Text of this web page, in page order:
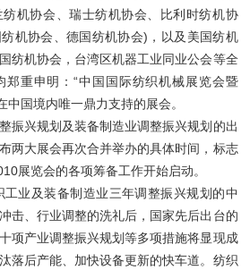
机协会、瑞士纺机协会、比利时纺机协
机协会、德国纺机协会)，以及美国纺机
纺机协会，台湾区机器工业同业公会等全
郑重申明：“中国国际纺织机械展览会暨
中国境内唯一鼎力支持的展会。
振兴规划及装备制造业调整振兴规划的出
两大展会再次合并举办的具体时间，标志
展览会的各项筹备工作开始启动。
业及装备制造业三年调整振兴规划的中
击、行业调整的洗礼后，国家先后出台的
项产业调整振兴规划等多项措施将显现成
落后产能、加快设备更新的快车道。纺织